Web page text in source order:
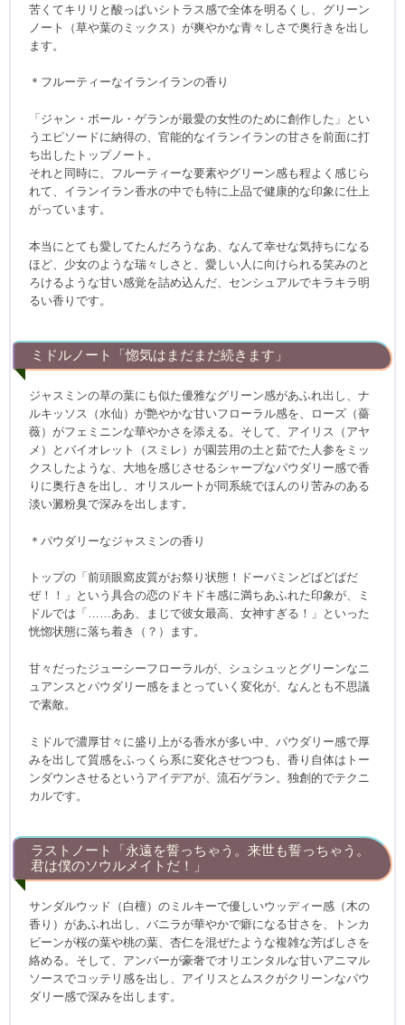
苦くてキリリと酸っぱいシトラス感で全体を明るくし、グリーン
ノート（草や葉のミックス）が爽やかな青々しさで奥行きを出し
ます。
＊フルーティーなイランイランの香り
「ジャン・ポール・ゲランが最愛の女性のために創作した」とい
うエピソードに納得の、官能的なイランイランの甘さを前面に打
ち出したトップノート。
それと同時に、フルーティーな要素やグリーン感も程よく感じら
れて、イランイラン香水の中でも特に上品で健康的な印象に仕上
がっています。
本当にとても愛してたんだろうなあ、なんて幸せな気持ちになる
ほど、少女のような瑞々しさと、愛しい人に向けられる笑みのと
ろけるような甘い感覚を詰め込んだ、センシュアルでキラキラ明
るい香りです。
ミドルノート「惚気はまだまだ続きます」
ジャスミンの草の葉にも似た優雅なグリーン感があふれ出し、ナ
ルキッソス（水仙）が艶やかな甘いフローラル感を、ローズ（薔
薇）がフェミニンな華やかさを添える。そして、アイリス（アヤ
メ）とバイオレット（スミレ）が園芸用の土と茹でた人参をミッ
クスしたような、大地を感じさせるシャープなパウダリー感で香
りに奥行きを出し、オリスルートが同系統でほんのり苦みのある
淡い澱粉臭で深みを出します。
＊パウダリーなジャスミンの香り
トップの「前頭眼窩皮質がお祭り状態！ドーパミンどばどばだ
ぜ！！」という具合の恋のドキドキ感に満ちあふれた印象が、ミ
ドルでは「……ああ、まじで彼女最高、女神すぎる！」といった
恍惚状態に落ち着き（？）ます。
甘々だったジューシーフローラルが、シュシュッとグリーンなニ
ュアンスとパウダリー感をまとっていく変化が、なんとも不思議
で素敵。
ミドルで濃厚甘々に盛り上がる香水が多い中、パウダリー感で厚
みを出して質感をふっくら系に変化させつつも、香り自体はトー
ンダウンさせるというアイデアが、流石ゲラン。独創的でテクニ
カルです。
ラストノート「永遠を誓っちゃう。来世も誓っちゃう。
君は僕のソウルメイトだ！」
サンダルウッド（白檀）のミルキーで優しいウッディー感（木の
香り）があふれ出し、バニラが華やかで癖になる甘さを、トンカ
ビーンが桜の葉や桃の葉、杏仁を混ぜたような複雑な芳ばしさを
絡める。そして、アンバーが豪奢でオリエンタルな甘いアニマル
ソースでコッテリ感を出し、アイリスとムスクがクリーンなパウ
ダリー感で深みを出します。